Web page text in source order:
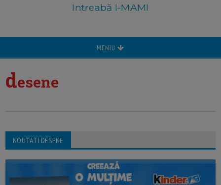
Intreabă I-MAMI
MENIU
desene
NOUTATI DESENE